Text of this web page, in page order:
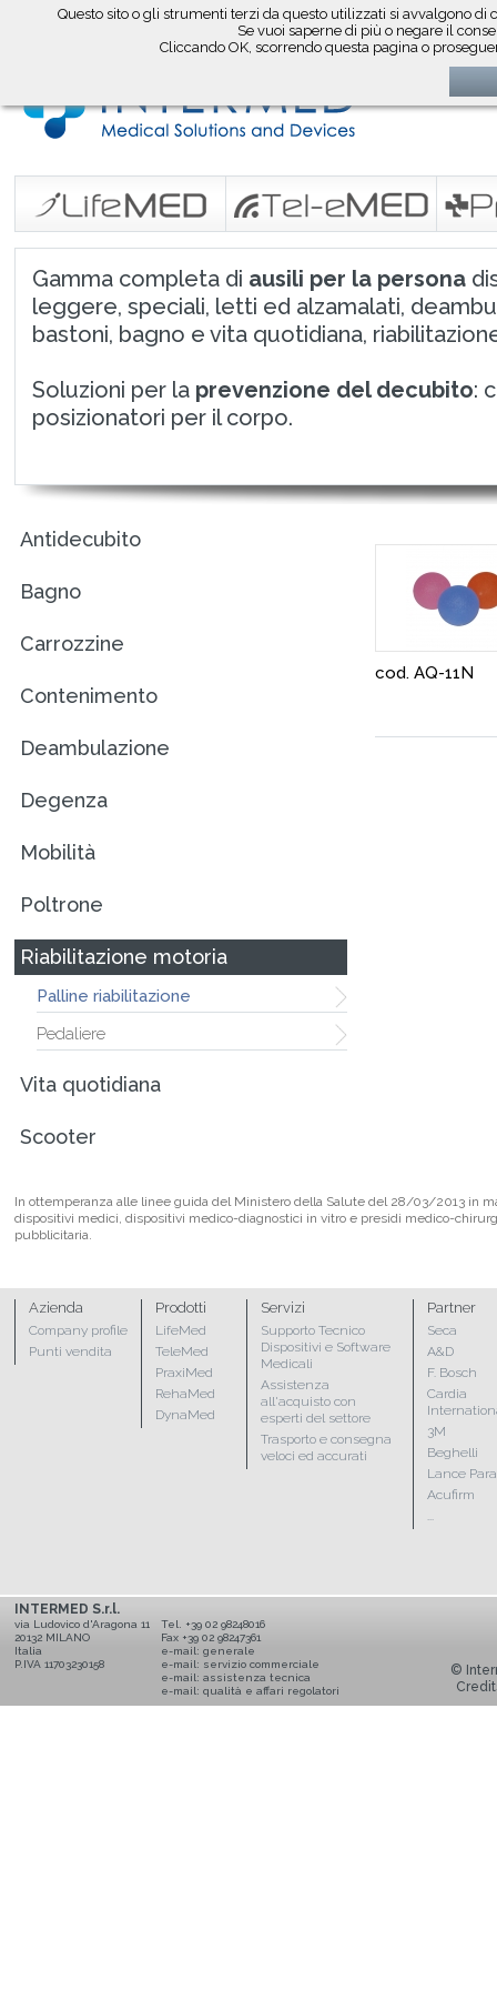
Questo sito o gli strumenti terzi da questo utilizzati si avvalgono
Se vuoi saperne di più o negare il
Cliccando OK, scorrendo questa pagina o
Gamma completa di ausili per la persona
leggere, speciali, letti ed alzamalati,
bastoni, bagno e vita quotidiana,
Soluzioni per la prevenzione del decubito:
posizionatori per il corpo.
Antidecubito
Bagno
Carrozzine
Contenimento
Deambulazione
Degenza
Mobilità
Poltrone
Riabilitazione motoria
Palline riabilitazione
Pedaliere
Vita quotidiana
Scooter
cod. AQ-11N
In ottemperanza alle linee guida del Ministero della Salute del 28/03/2013 in
dispositivi medici, dispositivi medico-diagnostici in vitro e presidi medico-
pubblicitaria.
Azienda
Company profile
Punti vendita
Prodotti
LifeMed
TeleMed
PraxiMed
RehaMed
DynaMed
Servizi
Supporto Tecnico
Dispositivi e Software
Medicali
Assistenza
all'acquisto con
esperti del settore
Trasporto e consegna
veloci ed accurati
Partner
Seca
A&D
F. Bosch
Cardia
3M
Beghelli
Lance
Acufirm
...
INTERMED S.r.l.
via Ludovico d'Aragona 11
20132 MILANO
Italia
P.IVA 11703230158
Tel. +39 02 98248016
Fax +39 02 98247361
e-mail: generale
e-mail: servizio commerciale
e-mail: assistenza tecnica
e-mail: qualità e affari regolatori
©